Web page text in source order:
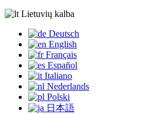
Lietuvių kalba
Deutsch
English
Français
Español
Italiano
Nederlands
Polski
日本語